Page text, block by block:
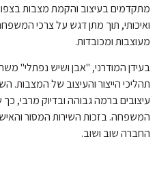
מתקדמים בעיצוב והקמת מצבות
ואיכותי, תוך מתן דגש על צרכי
מעוצבות ומכובדות.
בעידן המודרני, "אבן ושיש נפתלי"
תהליכי הייצור והעיצוב של המצבות.
עיצובים ברמה גבוהה ובדיוק מרבי,
המשפחה. בזכות השירות המסור
החברה שוב ושוב.